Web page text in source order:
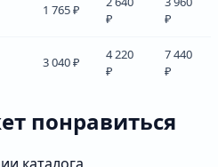
1 765 ₽
₽
₽
3 040 ₽
4 220
₽
7 440
₽
понравиться